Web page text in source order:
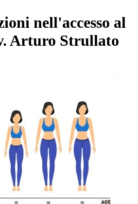
nell'accesso al
Arturo Strullato